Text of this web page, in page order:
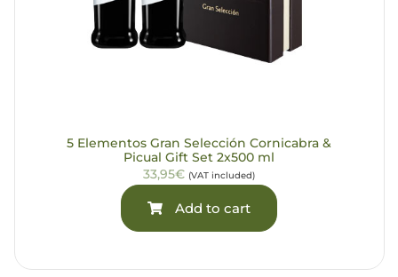
5 Elementos Gran Selección Cornicabra &
Picual Gift Set 2x500 ml
33,95€ (VAT included)
Add to cart